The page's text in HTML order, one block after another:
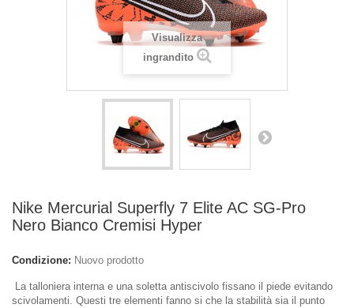
Visualizza
ingrandito
Nike Mercurial Superfly 7 Elite AC SG-Pro
Nero Bianco Cremisi Hyper
Condizione: Nuovo prodotto
La talloniera interna e una soletta antiscivolo fissano il piede evitando
scivolamenti. Questi tre elementi fanno si che la stabilità sia il punto